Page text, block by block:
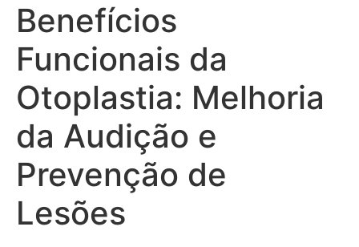
Benefícios
Funcionais da
Otoplastia: Melhoria
da Audição e
Prevenção de
Lesões